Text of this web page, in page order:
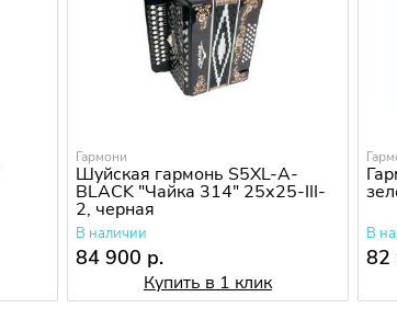
Гармони
Шуйская гармонь S5XL-A-
BLACK "Чайка 314" 25х25-III-
2, черная
В наличии
84 900 р.
Купить в 1 клик
В
82